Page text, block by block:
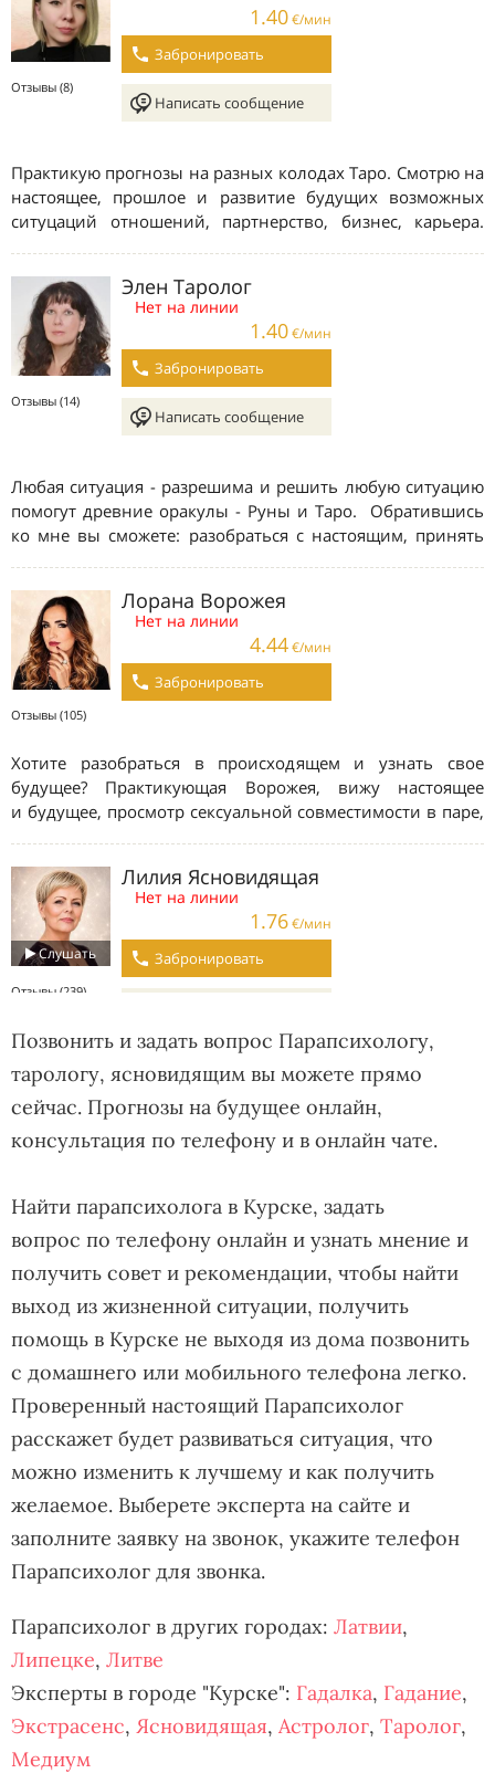
Позвонить и задать вопрос Парапсихологу,
тарологу, ясновидящим вы можете прямо
сейчас. Прогнозы на будущее онлайн,
консультация по телефону и в онлайн чате.
Найти парапсихолога в Курске, задать
вопрос по телефону онлайн и узнать мнение и
получить совет и рекомендации, чтобы найти
выход из жизненной ситуации, получить
помощь в Курске не выходя из дома позвонить
с домашнего или мобильного телефона легко.
Проверенный настоящий Парапсихолог
расскажет будет развиваться ситуация, что
можно изменить к лучшему и как получить
желаемое. Выберете эксперта на сайте и
заполните заявку на звонок, укажите телефон
Парапсихолог для звонка.
Парапсихолог в других городах: Латвии,
Липецке, Литве
Эксперты в городе "Курске": Гадалка, Гадание,
Экстрасенс, Ясновидящая, Астролог, Таролог,
Медиум